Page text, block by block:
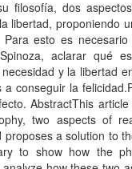
filosofí­a, dos
libertad, proponiendo
Para esto es
aclarar qué
y la libertad
a conseguir la
AbstractThis
two aspects of
proposes a solution to
to show how the